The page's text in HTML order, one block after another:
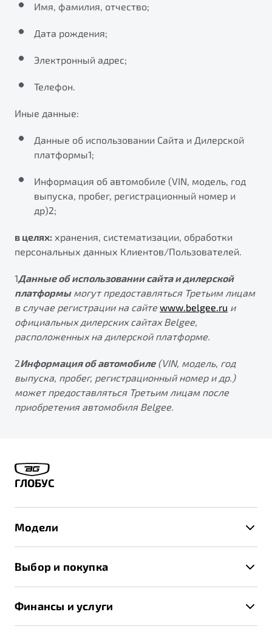
Имя, фамилия, отчество;
Дата рождения;
Электронный адрес;
Телефон.
Иные данные:
Данные об использовании Сайта и Дилерской
платформы1;
Информация об автомобиле (VIN, модель, год
выпуска, пробег, регистрационный номер и
др)2;
в целях: хранения, систематизации, обработки
персональных данных Клиентов/Пользователей.
1Данные об использовании сайта и дилерской
платформымогут предоставляться Третьим лицам
в случае регистрации на сайте www.belgee.ru и
официальных дилерских сайтах Belgee,
расположенных на дилерской платформе.
2Информация об автомобиле(VIN, модель, год
выпуска, пробег, регистрационный номер и др.)
может предоставляться Третьим лицам после
приобретения автомобиля Belgee.
ГЛОБУС
Модели
X70
Выбор и покупка
Спецпредложения и Акции
Финансы и услуги